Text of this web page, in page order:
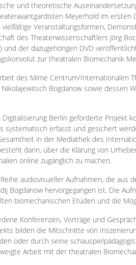
und theoretische
Meyerhold im ersten
Veranstaltungsformen,
des Theaterwissenschaftlers Jörg
und der dazugehörigen DVD
zur theatralen Biomechanik
eit des Mime Centrum/Internationalen
Bogdanow sowie dessen
Berlin geförderte Projekt
systematisch erfasst und gesichert
in der Mediathek des
darin, über die Klärung von
online zugänglich zu machen.
audiovisueller Aufnahmen, die aus
Bogdanow hervorgegangen ist. Die
biomechanischen Etüden und die
Konferenzen, Vorträge und
bilden die Mitschnitte von
oder durch seine
Arbeit mit der theatralen